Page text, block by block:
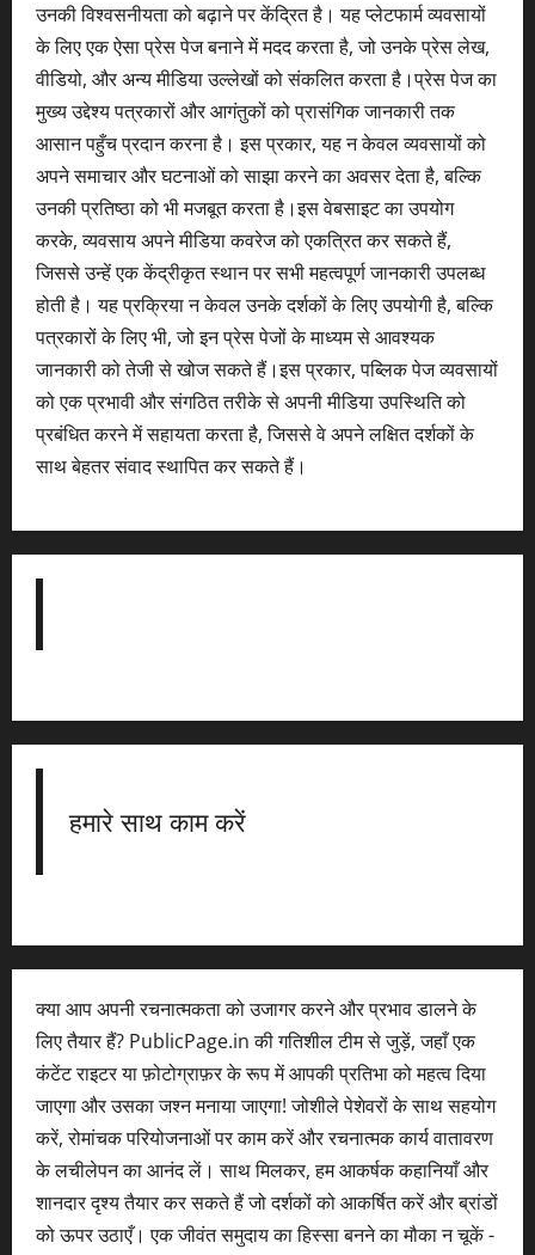
उनकी विश्वसनीयता को बढ़ाने पर केंद्रित है। यह प्लेटफार्म व्यवसायों
के लिए एक ऐसा प्रेस पेज बनाने में मदद करता है, जो उनके प्रेस लेख,
वीडियो, और अन्य मीडिया उल्लेखों को संकलित करता है।प्रेस पेज का
मुख्य उद्देश्य पत्रकारों और आगंतुकों को प्रासंगिक जानकारी तक
आसान पहुँच प्रदान करना है। इस प्रकार, यह न केवल व्यवसायों को
अपने समाचार और घटनाओं को साझा करने का अवसर देता है, बल्कि
उनकी प्रतिष्ठा को भी मजबूत करता है।इस वेबसाइट का उपयोग
करके, व्यवसाय अपने मीडिया कवरेज को एकत्रित कर सकते हैं,
जिससे उन्हें एक केंद्रीकृत स्थान पर सभी महत्वपूर्ण जानकारी उपलब्ध
होती है। यह प्रक्रिया न केवल उनके दर्शकों के लिए उपयोगी है, बल्कि
पत्रकारों के लिए भी, जो इन प्रेस पेजों के माध्यम से आवश्यक
जानकारी को तेजी से खोज सकते हैं।इस प्रकार, पब्लिक पेज व्यवसायों
को एक प्रभावी और संगठित तरीके से अपनी मीडिया उपस्थिति को
प्रबंधित करने में सहायता करता है, जिससे वे अपने लक्षित दर्शकों के
साथ बेहतर संवाद स्थापित कर सकते हैं।
हमारे साथ काम करें
क्या आप अपनी रचनात्मकता को उजागर करने और प्रभाव डालने के
लिए तैयार हैं? PublicPage.in की गतिशील टीम से जुड़ें, जहाँ एक
कंटेंट राइटर या फ़ोटोग्राफ़र के रूप में आपकी प्रतिभा को महत्व दिया
जाएगा और उसका जश्न मनाया जाएगा! जोशीले पेशेवरों के साथ सहयोग
करें, रोमांचक परियोजनाओं पर काम करें और रचनात्मक कार्य वातावरण
के लचीलेपन का आनंद लें। साथ मिलकर, हम आकर्षक कहानियाँ और
शानदार दृश्य तैयार कर सकते हैं जो दर्शकों को आकर्षित करें और ब्रांडों
को ऊपर उठाएँ। एक जीवंत समुदाय का हिस्सा बनने का मौका न चूकें -